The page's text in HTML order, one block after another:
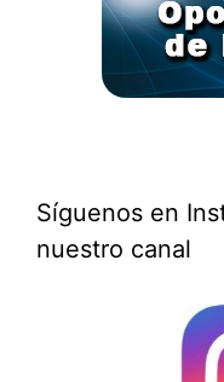
Síguenos en
nuestro canal